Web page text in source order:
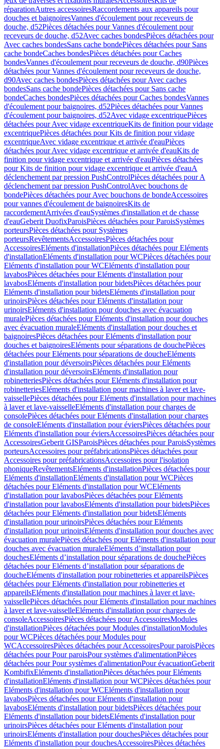
réparationAutres accessoiresRaccordements aux appareils pour
douches et baignoiresVannes d'écoulement pour receveurs de
douche, d52Pièces détachées pour Vannes d'écoulement pour
receveurs de douche, d52Avec caches bondesPièces détachées pour
Avec caches bondesSans cache bondePièces détachées pour Sans
cache bondeCaches bondesPièces détachées pour Caches
bondesVannes d'écoulement pour receveurs de douche, d90Pièces
détachées pour Vannes d'écoulement pour receveurs de douche,
d90Avec caches bondesPièces détachées pour Avec caches
bondesSans cache bondePièces détachées pour Sans cache
bondeCaches bondesPièces détachées pour Caches bondesVannes
d'écoulement pour baignoires, d52Pièces détachées pour Vannes
d'écoulement pour baignoires, d52Avec vidage excentriquePièces
détachées pour Avec vidage excentriqueKits de finition pour vidage
excentriquePièces détachées pour Kits de finition pour vidage
excentriqueAvec vidage excentrique et arrivée d'eauPièces
détachées pour Avec vidage excentrique et arrivée d'eauKits de
finition pour vidage excentrique et arrivée d'eauPièces détachées
pour Kits de finition pour vidage excentrique et arrivée d'eauA
déclenchement par pression PushControlPièces détachées pour A
déclenchement par pression PushControlAvec bouchons de
bondePièces détachées pour Avec bouchons de bondeAccessoires
pour vannes d'écoulement de baignoiresKits de
raccordementArrivées d'eauSystèmes d'installation et de chasse
d'eauGeberit DuofixParoisPièces détachées pour ParoisSystèmes
porteursPièces détachées pour Systèmes
porteursRevêtementsAccessoiresPièces détachées pour
AccessoiresEléments d'installationPièces détachées pour Eléments
d'installationEléments d'installation pour WCPièces détachées pour
Eléments d'installation pour WCEléments d'installation pour
lavabosPièces détachées pour Eléments d'installation pour
lavabosEléments d'installation pour bidetsPièces détachées pour
Eléments d'installation pour bidetsEléments d'installation pour
urinoirsPièces détachées pour Eléments d'installation pour
urinoirsEléments d'installation pour douches avec évacuation
muralePièces détachées pour Eléments d'installation pour douches
avec évacuation muraleEléments d'installation pour douches et
baignoiresPièces détachées pour Eléments d'installation pour
douches et baignoiresEléments pour séparations de douchePièces
détachées pour Eléments pour séparations de doucheEléments
d'installation pour déversoirsPièces détachées pour Eléments
d'installation pour déversoirsEléments d'installation pour
robinetteriesPièces détachées pour Eléments d'installation pour
robinetteriesEléments d'installation pour machines à laver et lave-
vaissellePièces détachées pour Eléments d'installation pour machines
à laver et lave-vaisselleEléments d'installation pour charges de
consolePièces détachées pour Eléments d'installation pour charges
de consoleEléments d'installation pour éviersPièces détachées pour
Eléments d'installation pour éviersAccessoiresPièces détachées pour
AccessoiresGeberit GISParoisPièces détachées pour ParoisSystèmes
porteursAccessoires pour préfabricationsPièces détachées pour
Accessoires pour préfabricationsAccessoires pour l'isolation
phoniqueRevêtementsEléments d'installationPièces détachées pour
Eléments d'installationEléments d'installation pour WCPièces
détachées pour Eléments d'installation pour WCEléments
d'installation pour lavabosPièces détachées pour Eléments
d'installation pour lavabosEléments d'installation pour bidetsPièces
détachées pour Eléments d'installation pour bidetsEléments
d'installation pour urinoirsPièces détachées pour Eléments
d'installation pour urinoirsEléments d'installation pour douches avec
évacuation muralePièces détachées pour Eléments d'installation pour
douches avec évacuation muraleEléments d’installation pour
douchesEléments d’installation pour séparations de douchePièces
détachées pour Eléments d’installation pour séparations de
doucheEléments d'installation pour robinetteries et appareilsPièces
détachées pour Eléments d'installation pour robinetteries et
appareilsEléments d'installation pour machines à laver et lave-
vaissellePièces détachées pour Eléments d'installation pour machines
à laver et lave-vaisselleEléments d'installation pour charges de
consoleAccessoiresPièces détachées pour AccessoiresModules
d'installationPièces détachées pour Modules d'installationModules
pour WCPièces détachées pour Modules pour
WCAccessoiresPièces détachées pour AccessoiresPour paroisPièces
détachées pour Pour paroisPour systèmes d'alimentationPièces
détachées pour Pour systèmes d'alimentationPour évacuationGeberit
KombifixEléments d'installationPièces détachées pour Eléments
d'installationEléments d'installation pour WCPièces détachées pour
Eléments d'installation pour WCEléments d'installation pour
lavabosPièces détachées pour Eléments d'installation pour
lavabosEléments d'installation pour bidetsPièces détachées pour
Eléments d'installation pour bidetsEléments d'installation pour
urinoirsPièces détachées pour Eléments d'installation pour
urinoirsEléments d'installation pour douchesPièces détachées pour
Eléments d'installation pour douchesAccessoiresPièces détachées